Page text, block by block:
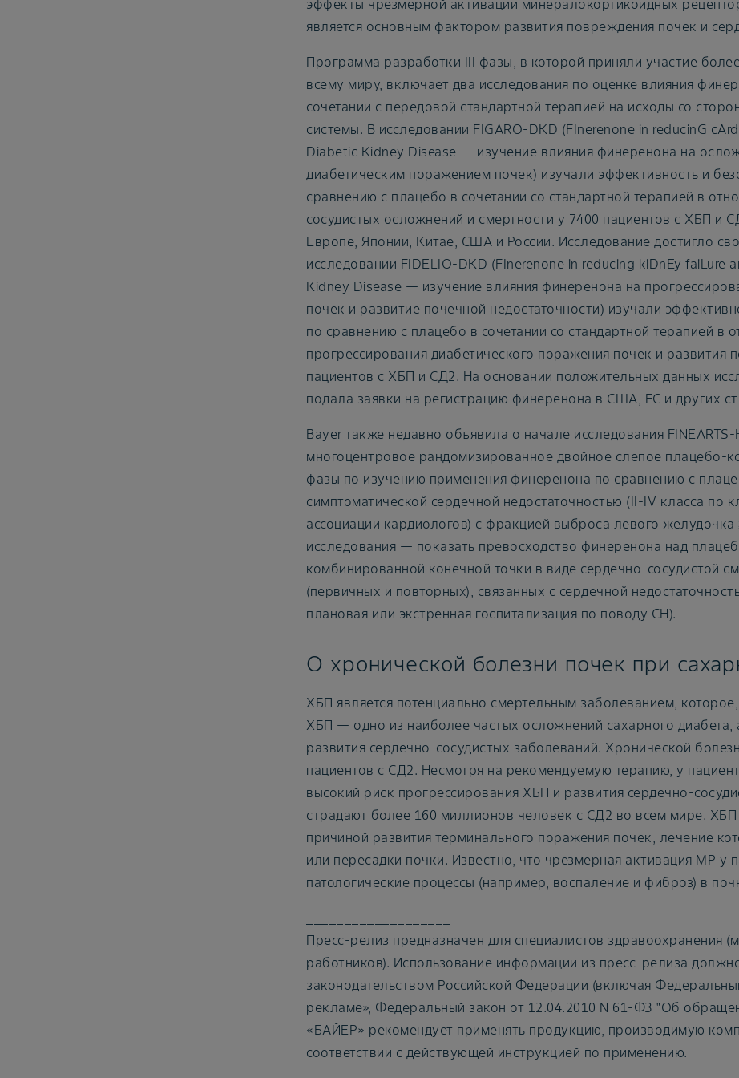
эффекты чрезмерной активации минералокортикоидных
является основным фактором развития повреждения почек и
Программа разработки III фазы, в которой приняли участие
всему миру, включает два исследования по оценке влияния
сочетании с передовой стандартной терапией на исходы со
системы. В исследовании FIGARO-DKD (FInerenone in reducinG
Diabetic Kidney Disease — изучение влияния финеренона на
диабетическим поражением почек) изучали эффективность и
сравнению с плацебо в сочетании со стандартной терапией в
сосудистых осложнений и смертности у 7400 пациентов с ХБП и
Европе, Японии, Китае, США и России. Исследование достигло
исследовании FIDELIO-DKD (FInerenone in reducing kiDnEy faiLure
Kidney Disease — изучение влияния финеренона на
почек и развитие почечной недостаточности) изучали
по сравнению с плацебо в сочетании со стандартной терапией в
прогрессирования диабетического поражения почек и развития
пациентов с ХБП и СД2. На основании положительных данных
подала заявки на регистрацию финеренона в США, ЕС и других
Bayer также недавно объявила о начале исследования
многоцентровое рандомизированное двойное слепое плацебо-
фазы по изучению применения финеренона по сравнению с
симптоматической сердечной недостаточностью (II-IV класса по
ассоциации кардиологов) с фракцией выброса левого
исследования — показать превосходство финеренона над
комбинированной конечной точки в виде сердечно-сосудистой
(первичных и повторных), связанных с сердечной
плановая или экстренная госпитализация по поводу СН).
О хронической болезни почек при
ХБП является потенциально смертельным заболеванием,
ХБП — одно из наиболее частых осложнений сахарного диабета,
развития сердечно-сосудистых заболеваний. Хронической
пациентов с СД2. Несмотря на рекомендуемую терапию, у
высокий риск прогрессирования ХБП и развития сердечно-
страдают более 160 миллионов человек с СД2 во всем мире. ХБП
причиной развития терминального поражения почек, лечение
или пересадки почки. Известно, что чрезмерная активация МР у
патологические процессы (например, воспаление и фиброз) в
Пресс-релиз предназначен для специалистов здравоохранения
работников). Использование информации из пресс-релиза
законодательством Российской Федерации (включая
рекламе», Федеральный закон от 12.04.2010 N 61-ФЗ "Об
«БАЙЕР» рекомендует применять продукцию, производимую
соответствии с действующей инструкцией по применению.